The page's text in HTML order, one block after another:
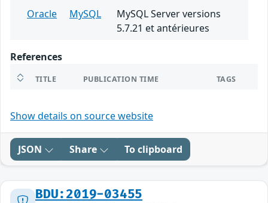
Oracle
MySQL
MySQL Server versions
5.7.21 et antérieures
References
TITLE PUBLICATION TIME TAGS
Show details on source website
JSON Share To clipboard
BDU:2019-03455